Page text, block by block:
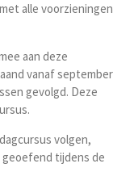
alle voorzieningen
aan deze
vanaf september
gevolgd. Deze
volgen,
tijdens de